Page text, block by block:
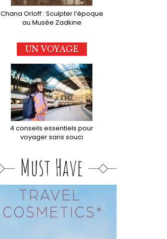
Chana Orloff : Sculpter l’époque
au Musée Zadkine
UN VOYAGE
4 conseils essentiels pour
voyager sans souci
Must Have